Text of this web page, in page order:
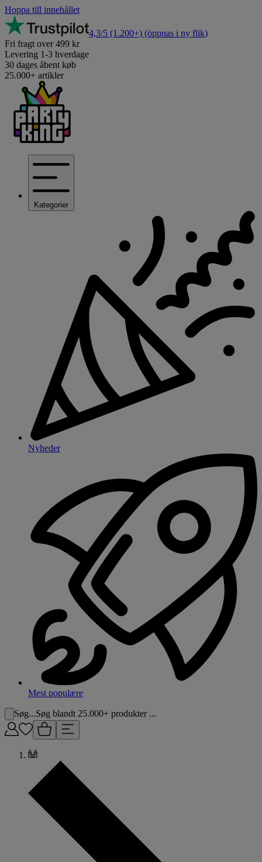
Hoppa till innehållet
4,3/5 (1.200+) (öppnas i ny flik)
Fri fragt over 499 kr
Levering 1-3 hverdage
30 dages åbent køb
25.000+ artikler
Kategorier
Nyheder
Mest populære
Søg...Søg blandt 25.000+ produkter ...